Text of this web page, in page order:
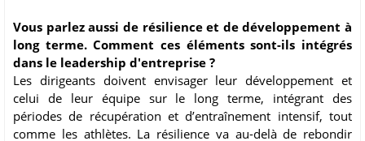
Vous parlez aussi de résilience et de développement à
long terme. Comment ces éléments sont-ils intégrés
dans le leadership d'entreprise ?
Les dirigeants doivent envisager leur développement et
celui de leur équipe sur le long terme, intégrant des
périodes de récupération et d’entraînement intensif, tout
comme les athlètes. La résilience va au-delà de rebondir